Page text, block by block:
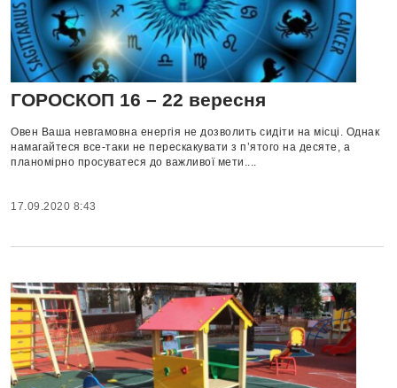
ГОРОСКОП 16 – 22 вересня
Овен Ваша невгамовна енергія не дозволить сидіти на місці. Однак
намагайтеся все-таки не перескакувати з п’ятого на десяте, а
планомірно просуватеся до важливої ​​мети....
17.09.2020 8:43